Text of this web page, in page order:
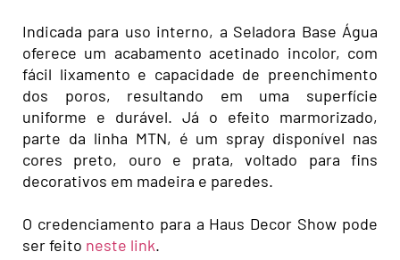
Indicada para uso interno, a Seladora Base Água
oferece um acabamento acetinado incolor, com
fácil lixamento e capacidade de preenchimento
dos poros, resultando em uma superfície
uniforme e durável. Já o efeito marmorizado,
parte da linha MTN, é um spray disponível nas
cores preto, ouro e prata, voltado para fins
decorativos em madeira e paredes.
O credenciamento para a Haus Decor Show pode
ser feito neste link.